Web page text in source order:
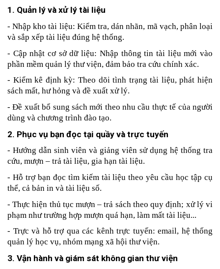
1. Quản lý và xử lý tài liệu
- Nhập kho tài liệu: Kiểm tra, dán nhãn, mã vạch, phân loại
và sắp xếp tài liệu đúng hệ thống.
- Cập nhật cơ sở dữ liệu: Nhập thông tin tài liệu mới vào
phần mềm quản lý thư viện, đảm bảo tra cứu chính xác.
- Kiểm kê định kỳ: Theo dõi tình trạng tài liệu, phát hiện
sách mất, hư hỏng và đề xuất xử lý.
- Đề xuất bổ sung sách mới theo nhu cầu thực tế của người
dùng và chương trình đào tạo.
2. Phục vụ bạn đọc tại quầy và trực tuyến
- Hướng dẫn sinh viên và giảng viên sử dụng hệ thống tra
cứu, mượn – trả tài liệu, gia hạn tài liệu.
- Hỗ trợ bạn đọc tìm kiếm tài liệu theo yêu cầu học tập cụ
thể, cả bản in và tài liệu số.
- Thực hiện thủ tục mượn – trả sách theo quy định; xử lý vi
phạm như trường hợp mượn quá hạn, làm mất tài liệu...
- Trực và hỗ trợ qua các kênh trực tuyến: email, hệ thống
quản lý học vụ, nhóm mạng xã hội thư viện.
3. Vận hành và giám sát không gian thư viện